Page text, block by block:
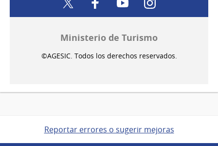
twitter facebook youtube
Ministerio de Turismo
©AGESIC. Todos los derechos reservados.
Reportar errores o sugerir mejoras